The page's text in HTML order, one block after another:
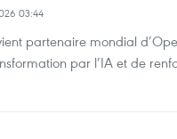
03:44
partenaire mondial
par l’IA et de